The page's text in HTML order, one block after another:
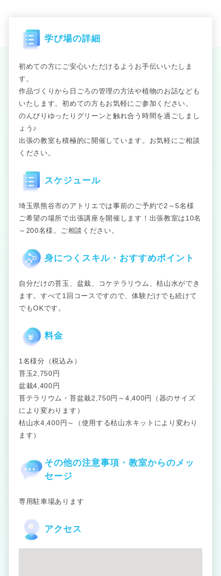
学び場の詳細
初めての方にご安心いただけるようお手伝いいたしま
す。
作品づくりから日ごろの管理の方法や植物のお話なども
いたします。初めての方もお気軽にご参加ください。
のんびりゆったりグリーンと触れ合う時間を過ごしまし
ょう♪
出張の教室も積極的に開催しています。お気軽にご相談
ください。
スケジュール
埼玉県熊谷市のアトリエでは事前のご予約で2～5名様
ご希望の場所で出張講座を開催します！出張教室は10名
～200名様。ご相談ください。
身につくスキル・おすすめポイント
自分だけの苔玉、盆栽、コケテラリウム、枯山水ができ
ます。すべて1回コースですので、体験だけでも続けて
でもOKです。
料金
1名様分（税込み）
苔玉2,750円
盆栽4,400円
苔テラリウム・苔盆栽2,750円～4,400円（器のサイズ
により変わります）
枯山水4,400円～（使用する枯山水キットにより変わり
ます）
その他の注意事項・教室からのメッ
セージ
専用駐車場あります
アクセス